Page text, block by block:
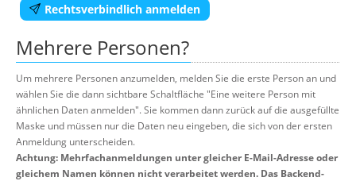
Rechtsverbindlich anmelden
Mehrere Personen?
Um mehrere Personen anzumelden, melden Sie die erste Person an und
wählen Sie die dann sichtbare Schaltfläche "Eine weitere Person mit
ähnlichen Daten anmelden". Sie kommen dann zurück auf die ausgefüllte
Maske und müssen nur die Daten neu eingeben, die sich von der ersten
Anmeldung unterscheiden.
Achtung: Mehrfachanmeldungen unter gleicher E-Mail-Adresse oder
gleichem Namen können nicht verarbeitet werden. Das Backend-